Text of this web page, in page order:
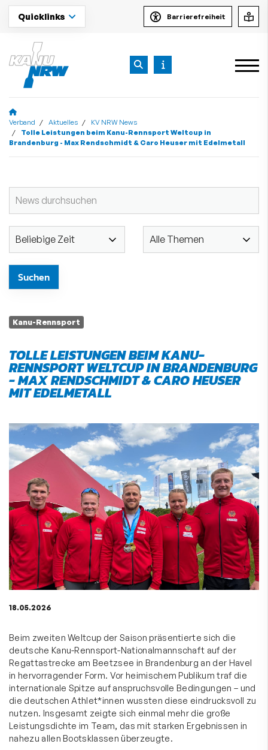
Quicklinks Barrierefreiheit
Verband Aktuelles
KV NRW News
Tolle Leistungen beim Kanu-Rennsport Weltcup in
Brandenburg - Max Rendschmidt & Caro Heuser mit Edelmetall
Kanu-Rennsport
TOLLE LEISTUNGEN BEIM KANU-
RENNSPORT WELTCUP IN BRANDENBURG
- MAX RENDSCHMIDT & CARO HEUSER
MIT EDELMETALL
18.05.2026
Beim zweiten Weltcup der Saison präsentierte sich die
deutsche Kanu-Rennsport-Nationalmannschaft auf der
Regattastrecke am Beetzsee in Brandenburg an der Havel
in hervorragender Form. Vor heimischem Publikum traf die
internationale Spitze auf anspruchsvolle Bedingungen – und
die deutschen Athlet*innen wussten diese eindrucksvoll zu
nutzen. Insgesamt zeigte sich einmal mehr die große
Leistungsdichte im Team, das mit starken Ergebnissen in
nahezu allen Bootsklassen überzeugte.